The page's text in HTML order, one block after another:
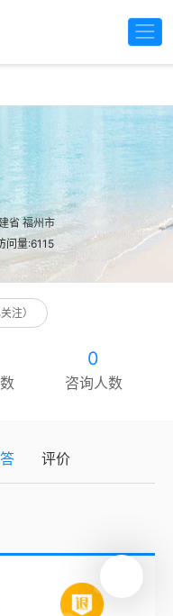
省 福州市
问量:6115
注）
0
咨询人数
评价